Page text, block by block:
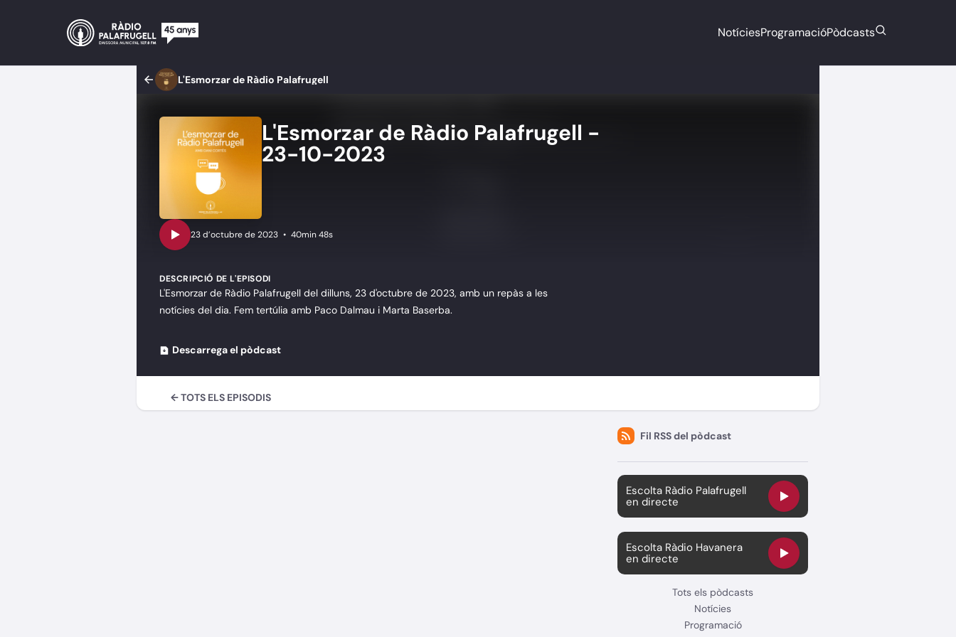
NotíciesProgramacióPòdcasts
L'Esmorzar de Ràdio Palafrugell
L'Esmorzar de Ràdio Palafrugell -
23-10-2023
• 40min 48s
DESCRIPCIÓ DE L'EPISODI
L'Esmorzar de Ràdio Palafrugell del dilluns, 23 d'octubre de 2023, amb un repàs a les
notícies del dia. Fem tertúlia amb Paco Dalmau i Marta Baserba.
Descarrega el pòdcast
← TOTS ELS EPISODIS
Fil RSS del pòdcast
Escolta Ràdio Palafrugell
en directe
Escolta Ràdio Havanera
en directe
Tots els pòdcasts
Notícies
Programació